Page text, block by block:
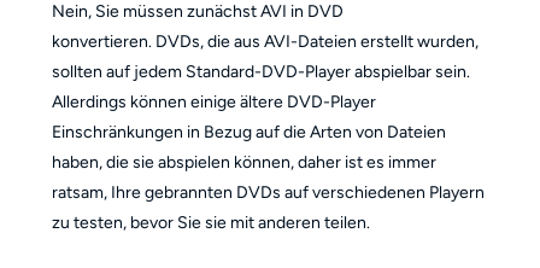
Nein, Sie müssen zunächst AVI in DVD
konvertieren. DVDs, die aus AVI-Dateien erstellt wurden,
sollten auf jedem Standard-DVD-Player abspielbar sein.
Allerdings können einige ältere DVD-Player
Einschränkungen in Bezug auf die Arten von Dateien
haben, die sie abspielen können, daher ist es immer
ratsam, Ihre gebrannten DVDs auf verschiedenen Playern
zu testen, bevor Sie sie mit anderen teilen.